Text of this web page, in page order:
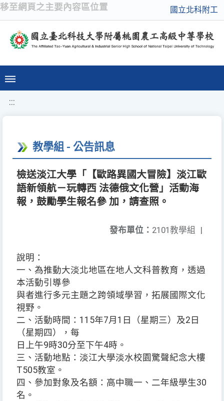
移至網頁之主要內容區位置 國立北科附工
:::
教學組 - 公告訊息
檢送淡江大學「【歐路異國大冒險】淡江歐
語新領航－玩轉西 法德俄文化營」活動海
報，鼓勵學生報名參 加，請查照。
發布單位： 2101教學組 |
說明：
一、為推動大淡北地區在地人文科普教育，透過
本活動引導參
與者進行多元主題之跨領域學習，拓展國際文化
視野。
二、活動時間：115年7月1日（星期三）及2日
（星期四），每
日上午9時30分至下午4時。
三、活動地點：淡江大學淡水校園驚聲紀念大樓
T505教室。
四、參加對象及名額：高中職一、二年級學生30
名。